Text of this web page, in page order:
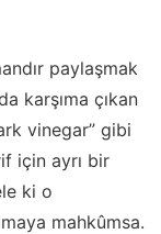
paylaşmak
karşıma çıkan
vinegar” gibi
için ayrı bir
ki o
mahkûmsa.